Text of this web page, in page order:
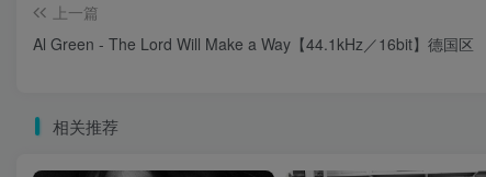
上一篇
Al Green - The Lord Will Make a Way【44.1kHz／16bit】德国区
相关推荐